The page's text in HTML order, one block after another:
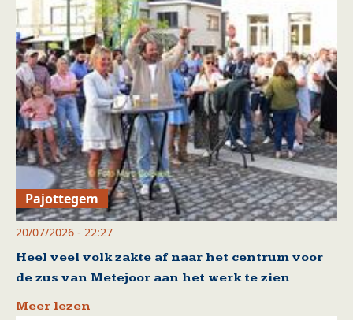
Pajottegem
20/07/2026 - 22:27
Heel veel volk zakte af naar het centrum voor
de zus van Metejoor aan het werk te zien
Meer lezen